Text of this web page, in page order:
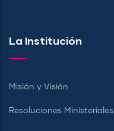
La Institución
Misión y Visión
Resoluciones Ministeriales